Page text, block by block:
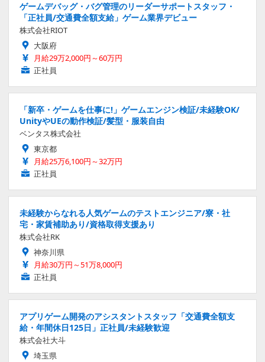
ゲームデバッグ・バグ管理のリーダーサポートスタッフ・
「正社員/交通費全額支給」ゲーム業界デビュー
株式会社RIOT
大阪府
月給29万2,000円～60万円
正社員
「新卒・ゲームを仕事に!」ゲームエンジン検証/未経験OK/
UnityやUEの動作検証/髪型・服装自由
ベンタス株式会社
東京都
月給25万6,100円～32万円
正社員
未経験からなれる人気ゲームのテストエンジニア/寮・社
宅・家賃補助あり/資格取得支援あり
株式会社RK
神奈川県
月給30万円～51万8,000円
正社員
アプリゲーム開発のアシスタントスタッフ「交通費全額支
給・年間休日125日」正社員/未経験歓迎
株式会社大斗
埼玉県